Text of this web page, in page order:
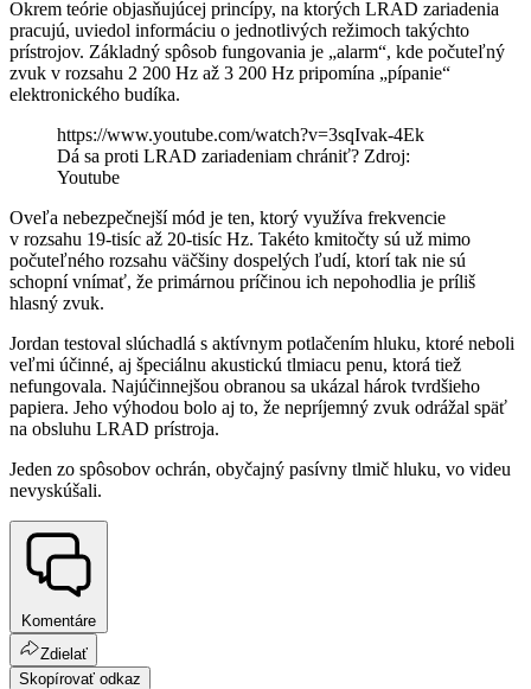
Okrem teórie objasňujúcej princípy, na ktorých LRAD zariadenia
pracujú, uviedol informáciu o jednotlivých režimoch takýchto
prístrojov. Základný spôsob fungovania je „alarm“, kde počuteľný
zvuk v rozsahu 2 200 Hz až 3 200 Hz pripomína „pípanie“
elektronického budíka.
https://www.youtube.com/watch?v=3sqIvak-4Ek
Dá sa proti LRAD zariadeniam chrániť? Zdroj:
Youtube
Oveľa nebezpečnejší mód je ten, ktorý využíva frekvencie
v rozsahu 19-tisíc až 20-tisíc Hz. Takéto kmitočty sú už mimo
počuteľného rozsahu väčšiny dospelých ľudí, ktorí tak nie sú
schopní vnímať, že primárnou príčinou ich nepohodlia je príliš
hlasný zvuk.
Jordan testoval slúchadlá s aktívnym potlačením hluku, ktoré neboli
veľmi účinné, aj špeciálnu akustickú tlmiacu penu, ktorá tiež
nefungovala. Najúčinnejšou obranou sa ukázal hárok tvrdšieho
papiera. Jeho výhodou bolo aj to, že nepríjemný zvuk odrážal späť
na obsluhu LRAD prístroja.
Jeden zo spôsobov ochrán, obyčajný pasívny tlmič hluku, vo videu
nevyskúšali.
Komentáre
Zdielať
Skopírovať odkaz